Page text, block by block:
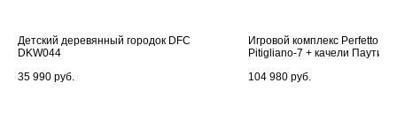
Детский деревянный городок DFC
DKW044
35 990 руб.
Игровой комплекс Perfetto
Pitigliano-7 + качели Паутина
104 980 руб.